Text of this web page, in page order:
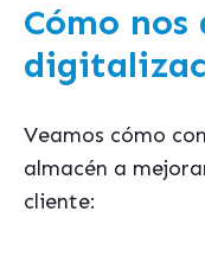
Cómo
Veamos cómo
almacén a
cliente: